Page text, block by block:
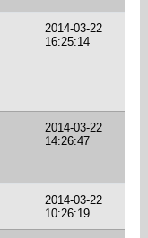
2014-03-22
16:25:14
2014-03-22
14:26:47
2014-03-22
10:26:19